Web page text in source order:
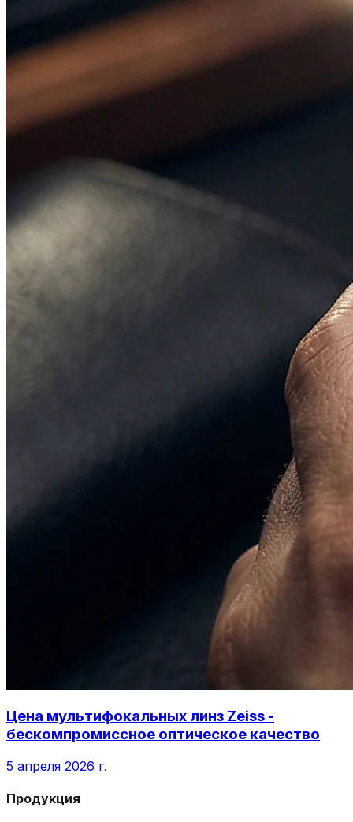
Цена мультифокальных линз Zeiss -
бескомпромиссное оптическое качество
5 апреля 2026 г.
Продукция